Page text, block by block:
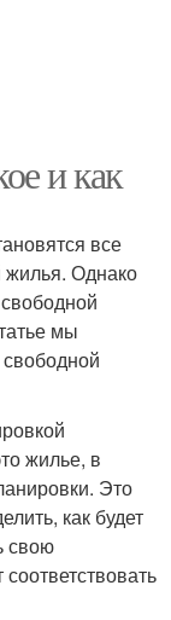
и как
все
жилья. Однако
мы
жилье, в
Это
как будет
свою